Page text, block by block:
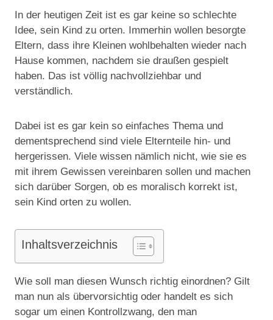
In der heutigen Zeit ist es gar keine so schlechte
Idee, sein Kind zu orten. Immerhin wollen besorgte
Eltern, dass ihre Kleinen wohlbehalten wieder nach
Hause kommen, nachdem sie draußen gespielt
haben. Das ist völlig nachvollziehbar und
verständlich.
Dabei ist es gar kein so einfaches Thema und
dementsprechend sind viele Elternteile hin- und
hergerissen. Viele wissen nämlich nicht, wie sie es
mit ihrem Gewissen vereinbaren sollen und machen
sich darüber Sorgen, ob es moralisch korrekt ist,
sein Kind orten zu wollen.
Inhaltsverzeichnis
Wie soll man diesen Wunsch richtig einordnen? Gilt
man nun als übervorsichtig oder handelt es sich
sogar um einen Kontrollzwang, den man